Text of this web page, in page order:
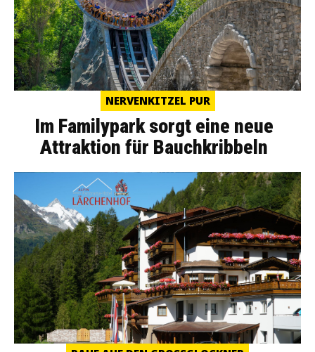
NERVENKITZEL PUR
Im Familypark sorgt eine neue
Attraktion für Bauchkribbeln